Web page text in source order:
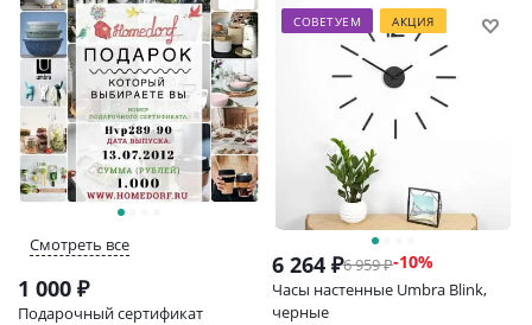
Смотреть все
1 000 ₽
Подарочный сертификат
СОВЕТУЕМ АКЦИЯ
6 264 ₽6 959₽-10%
Часы настенные Umbra Blink,
черные